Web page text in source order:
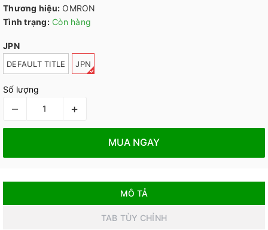
Thương hiệu: OMRON
Tình trạng: Còn hàng
JPN
DEFAULT TITLE JPN
Số lượng
– +
MUA NGAY
MÔ TẢ
TAB TÙY CHỈNH